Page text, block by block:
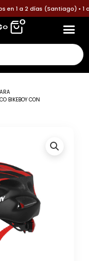
en 1 a 2 días (Santiago) •
0
0
BIKEBOY CON